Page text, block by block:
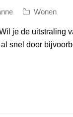
Wonen
je de uitstraling
snel door